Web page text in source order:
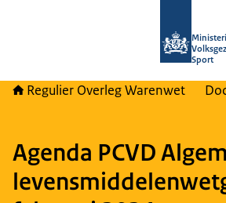
Sport
Regulier Overleg Warenwet
Agenda PCVD